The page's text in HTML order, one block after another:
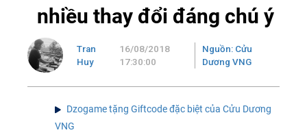
nhiều thay đổi đáng chú ý
Tran
Huy
16/08/2018
17:30:00
Nguồn: Cửu
Dương VNG
Dzogame tặng Giftcode đặc biệt của Cửu Dương
VNG